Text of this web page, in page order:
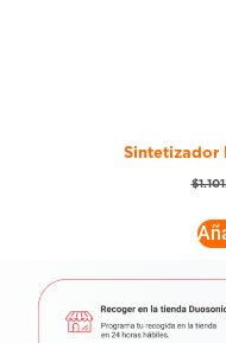
Sintetizador
$